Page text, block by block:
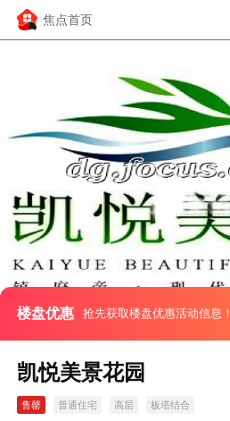
焦点首页
楼盘优惠 抢先获取楼盘优惠活动信息！
凯悦美景花园
售罄 普通住宅 高层 板塔结合